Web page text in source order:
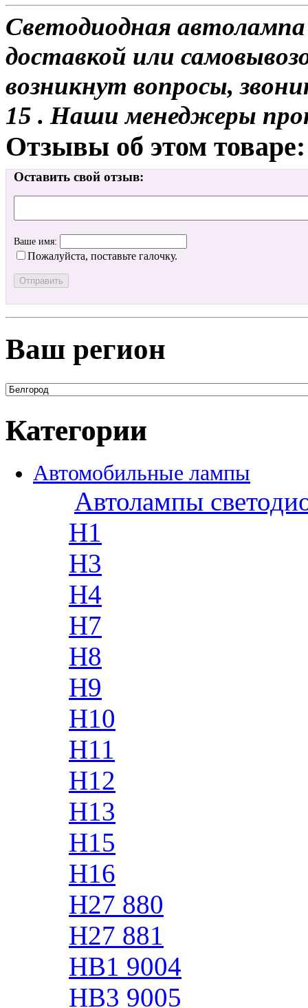
Светодиодная
доставкой или
возникнут вопросы,
15 . Наши менеджеры
Отзывы об этом товаре:
Оставить свой отзыв:
Ваше имя:
Пожалуйста, поставьте галочку.
Ваш регион
Категории
Автомобильные лампы
Автолампы
H1
H3
H4
H7
H8
H9
H10
H11
H12
H13
H15
H16
H27 880
H27 881
HB1 9004
HB3 9005